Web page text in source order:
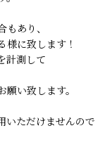
あり、
様に致します！
計測して
い致します。
いただけませんので